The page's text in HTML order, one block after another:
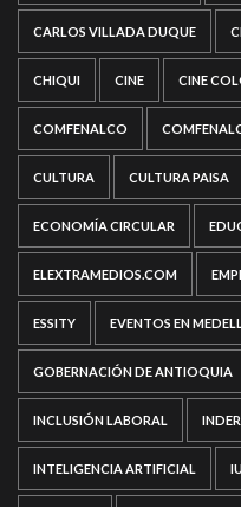
CARLOS VILLADA DUQUE
CHIQUI CINE CINE
COMFENALCO
CULTURA CULTURA PAISA
ECONOMÍA CIRCULAR
ELEXTRAMEDIOS.COM
ESSITY EVENTOS EN
GOBERNACIÓN DE ANTIOQUIA
INCLUSIÓN LABORAL
INTELIGENCIA ARTIFICIAL